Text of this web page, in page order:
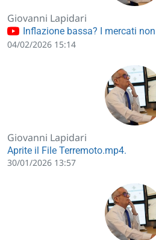
Giovanni Lapidari
Inflazione bassa? I mercati
04/02/2026 15:14
Giovanni Lapidari
Aprite il File Terremoto.mp4.
30/01/2026 13:57